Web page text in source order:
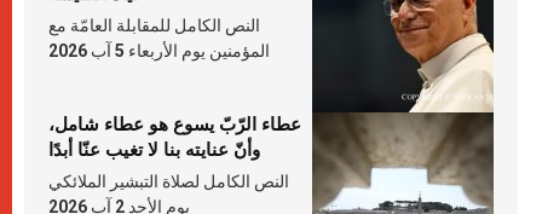
النص الكامل للمقابلة العامّة مع
المؤمنين يوم الأربعاء 5 آب 2026
عطاء الرّبّ يسوع هو عطاء شامل،
وأنّ عنايته بنا لا تغيب عنّا أبدًا
النص الكامل لصلاة التبشير الملائكي
يوم الأحد 2 آب 2026